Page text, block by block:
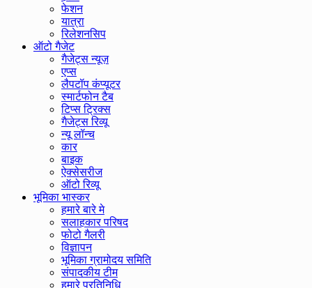
फेशन
यात्रा
रिलेशनसिप
ऑटो गैजेट
गैजेट्स न्यूज़
एप्स
लैपटॉप कंप्यूटर
स्मार्टफोन टैब
टिप्स ट्रिक्स
गैजेट्स रिव्यू
न्यू लॉन्च
कार
बाइक
ऐक्सेसरीज
ऑटो रिव्यू
भूमिका भास्कर
हमारे बारे मे
सलाहकार परिषद
फोटो गैलरी
विज्ञापन
भूमिका ग्रामोदय समिति
संपादकीय टीम
हमारे प्रतिनिधि